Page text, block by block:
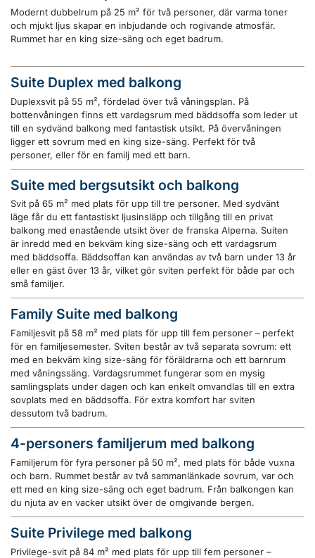
Modernt dubbelrum på 25 m² för två personer, där varma toner
och mjukt ljus skapar en inbjudande och rogivande atmosfär.
Rummet har en king size-säng och eget badrum.
Suite Duplex med balkong
Duplexsvit på 55 m², fördelad över två våningsplan. På
bottenvåningen finns ett vardagsrum med bäddsoffa som leder ut
till en sydvänd balkong med fantastisk utsikt. På övervåningen
ligger ett sovrum med en king size-säng. Perfekt för två
personer, eller för en familj med ett barn.
Suite med bergsutsikt och balkong
Svit på 65 m² med plats för upp till tre personer. Med sydvänt
läge får du ett fantastiskt ljusinsläpp och tillgång till en privat
balkong med enastående utsikt över de franska Alperna. Suiten
är inredd med en bekväm king size-säng och ett vardagsrum
med bäddsoffa. Bäddsoffan kan användas av två barn under 13 år
eller en gäst över 13 år, vilket gör sviten perfekt för både par och
små familjer.
Family Suite med balkong
Familjesvit på 58 m² med plats för upp till fem personer – perfekt
för en familjesemester. Sviten består av två separata sovrum: ett
med en bekväm king size-säng för föräldrarna och ett barnrum
med våningssäng. Vardagsrummet fungerar som en mysig
samlingsplats under dagen och kan enkelt omvandlas till en extra
sovplats med en bäddsoffa. För extra komfort har sviten
dessutom två badrum.
4-personers familjerum med balkong
Familjerum för fyra personer på 50 m², med plats för både vuxna
och barn. Rummet består av två sammanlänkade sovrum, var och
ett med en king size-säng och eget badrum. Från balkongen kan
du njuta av en vacker utsikt över de omgivande bergen.
Suite Privilege med balkong
Privilege-svit på 84 m² med plats för upp till fem personer –